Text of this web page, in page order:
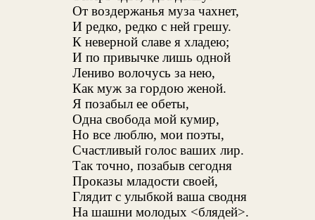
От воздержанья муза чахнет,
И редко, редко с ней грешу.
К неверной славе я хладею;
И по привычке лишь одной
Лениво волочусь за нею,
Как муж за гордою женой.
Я позабыл ее обеты,
Одна свобода мой кумир,
Но все люблю, мои поэты,
Счастливый голос ваших лир.
Так точно, позабыв сегодня
Проказы младости своей,
Глядит с улыбкой ваша сводня
На шашни молодых <блядей>.